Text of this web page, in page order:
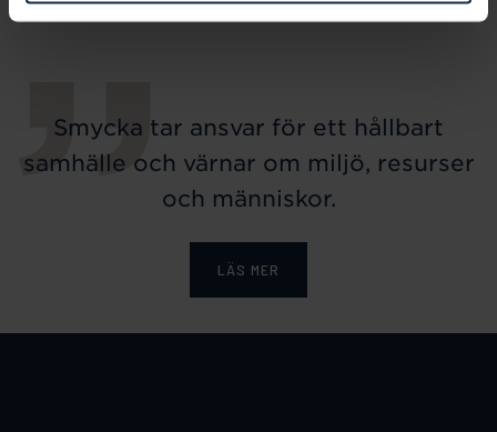
Smycka tar ansvar för ett hållbart
samhälle och värnar om miljö, resurser
och människor.
LÄS MER